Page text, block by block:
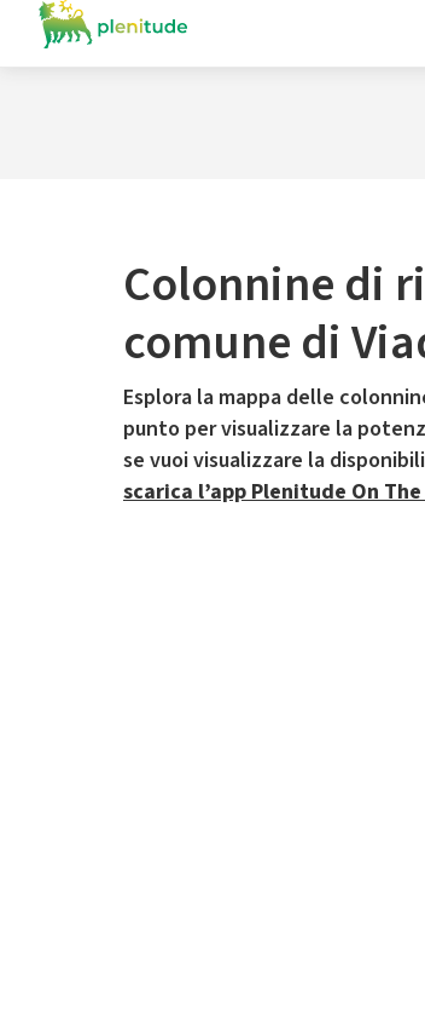
Colonnine di
comune di
Esplora la mappa delle
punto per visualizzare la
se vuoi visualizzare la
scarica l’app Plenitude On